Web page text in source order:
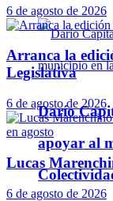
Darío
apoyar al
6 de agosto de 2026
Arranca la
Legislativa
6 de agosto de 2026
Lucas
6 de agosto de 2026